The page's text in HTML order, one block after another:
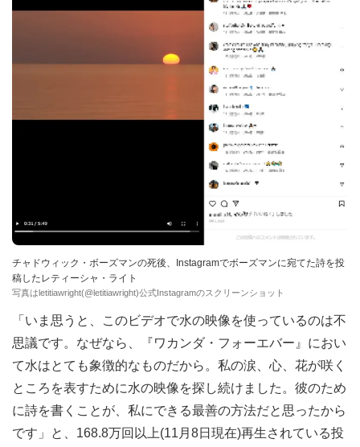
チャドウィック・ボーズマンの死後、Instagramでボーズマンに宛てた詩を投
稿したレティーシャ・ライト
写真はletitiawright(@letitiawright)公式Instagramのスクリーンショット
「いま思うと、このビデオで水の映像を使っているのは不
思議です。なぜなら、『ワカンダ・フォーエバー』におい
て水はとても象徴的なものだから。私の涙、心、花が咲く
ところを表すために水の映像を探し続けました。彼のため
に詩を書くことが、私にできる最善の方法だと思ったから
です」と、168.8万回以上(11月8日現在)再生されている投